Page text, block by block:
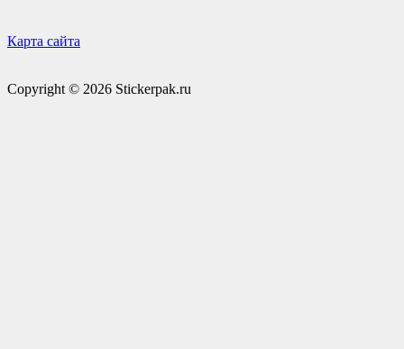
Карта сайта
Copyright © 2026 Stickerpak.ru